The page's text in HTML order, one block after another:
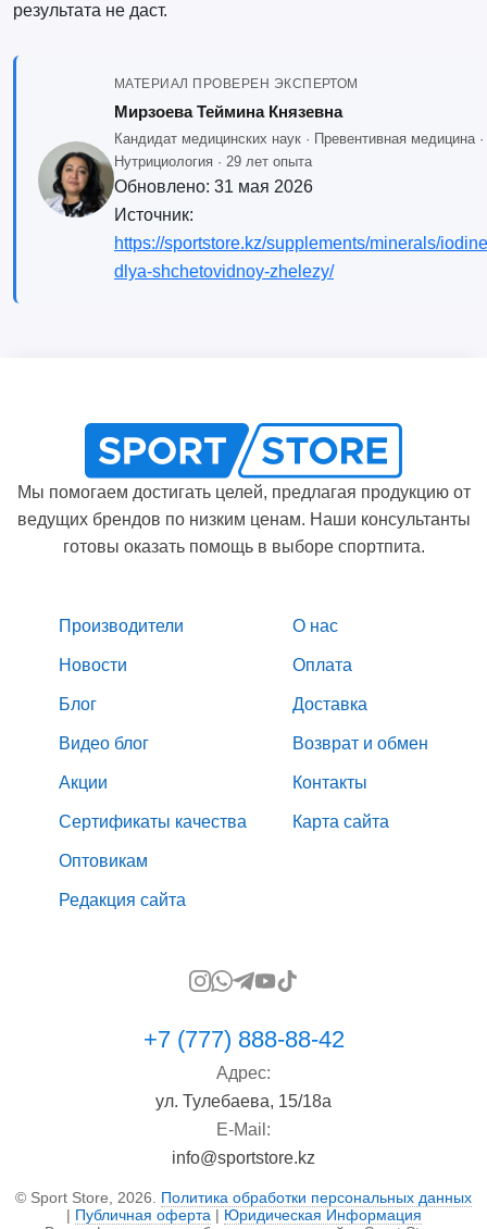
результата не даст.
МАТЕРИАЛ ПРОВЕРЕН ЭКСПЕРТОМ
Мирзоева Теймина Князевна
Кандидат медицинских наук · Превентивная медицина ·
Нутрициология · 29 лет опыта
Обновлено: 31 мая 2026
Источник:
https://sportstore.kz/supplements/minerals/
dlya-shchetovidnoy-zhelezy/
Мы помогаем достигать целей, предлагая продукцию от
ведущих брендов по низким ценам. Наши консультанты
готовы оказать помощь в выборе спортпита.
Производители
Новости
Блог
Видео блог
Акции
Сертификаты качества
Оптовикам
Редакция сайта
О нас
Оплата
Доставка
Возврат и обмен
Контакты
Карта сайта
+7 (777) 888-88-42
Адрес:
ул. Тулебаева, 15/18а
E-Mail:
info@sportstore.kz
© Sport Store, 2026. Политика обработки персональных данных
| Публичная оферта| Юридическая Информация